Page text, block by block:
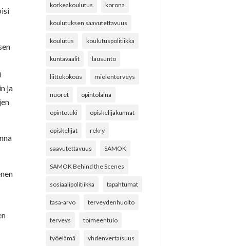
ja
korkeakoulutus korona
koulutuksen saavutettavuus
koulutus koulutuspolitiikka
kuntavaalit lausunto
liittokokous mielenterveys
nuoret opintolaina
opintotuki opiskelijakunnat
opiskelijat rekry
saavutettavuus SAMOK
SAMOK Behind the Scenes
sosiaalipolitiikka tapahtumat
tasa-arvo terveydenhuolto
terveys toimeentulo
työelämä yhdenvertaisuus